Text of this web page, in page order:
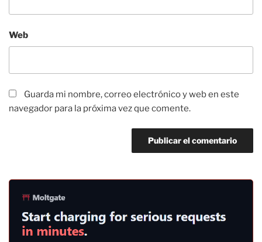
Web
Guarda mi nombre, correo electrónico y web en este
navegador para la próxima vez que comente.